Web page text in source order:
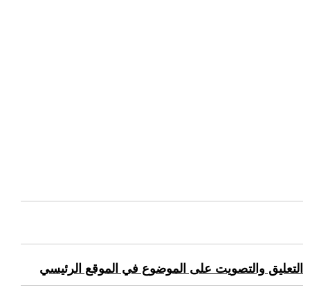
التعليق والتصويت على الموضوع في الموقع الرئيسي